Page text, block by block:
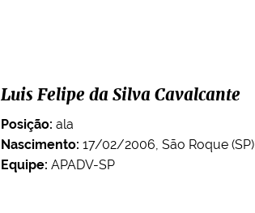
Luis Felipe da Silva Cavalcante
Posição: ala
Nascimento: 17/02/2006, São Roque (SP)
Equipe: APADV-SP